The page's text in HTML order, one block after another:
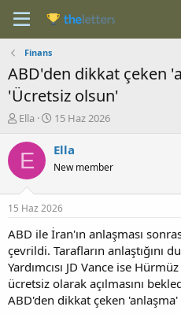
Finans
ABD'den dikkat çeken
'Ücretsiz olsun'
K
n
b
u
u
b
a
l
a
t
a
Ella
B
ş
a
g
ı
ç
t
a
r
i
h
15 Haz 2026
E Ella
New member
15 Haz 2026
ABD ile İran'ın anlaşması
çevrildi. Tarafların anlaştığını
Yardımcısı JD Vance ise
ücretsiz olarak açılmasını
ABD'den dikkat çeken